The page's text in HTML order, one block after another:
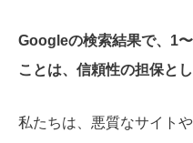
Googleの検索結果で、1
ことは、信頼性の担保と
私たちは、悪質なサイト